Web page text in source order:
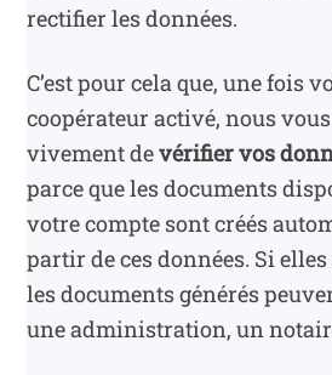
rectifier les données.
C’est pour cela que, une fois
coopérateur activé, nous
vivement devérifier vos
parce que les documents
votre compte sont créés
partir de ces données. Si
les documents générés
une administration, un